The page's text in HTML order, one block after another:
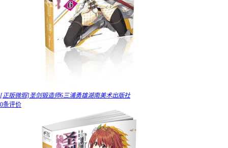
[正版微瑕]圣剑锻造师6三浦勇雄湖南美术出版社
0条评价